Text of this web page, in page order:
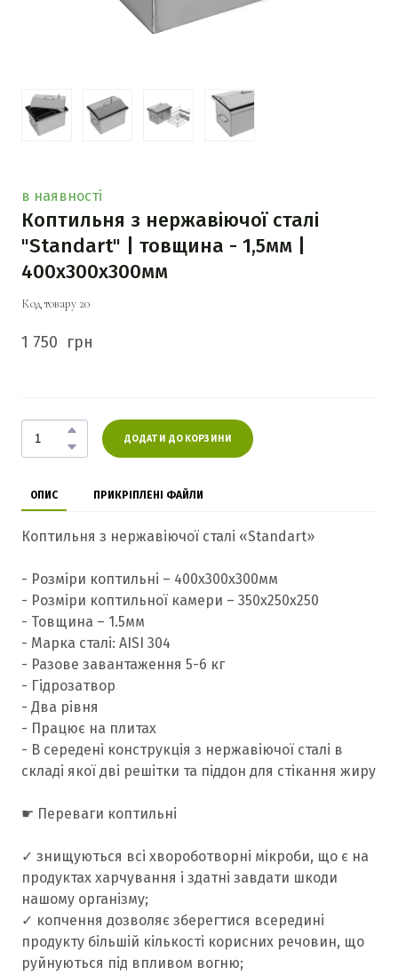
в наявності
Коптильня з нержавіючої сталі
"Standart" | товщина - 1,5мм |
400х300х300мм
Код товару 20
1 750  грн
ДОДАТИ ДО КОРЗИНИ
ОПИС ПРИКРІПЛЕНІ ФАЙЛИ
Коптильня з нержавіючої сталі «Standart»
- Розміри коптильні – 400х300х300мм
- Розміри коптильної камери – 350х250х250
- Товщина – 1.5мм
- Марка сталі: AISI 304
- Разове завантаження 5-6 кг
- Гідрозатвор
- Два рівня
- Працює на плитах
- В середені конструкція з нержавіючої сталі в
складі якої дві решітки та піддон для стікання жиру
☛ Переваги коптильні
✓ знищуються всі хвороботворні мікроби, що є на
продуктах харчування і здатні завдати шкоди
нашому організму;
✓ копчення дозволяє зберегтися всередині
продукту більшій кількості корисних речовин, що
руйнуються під впливом вогню;